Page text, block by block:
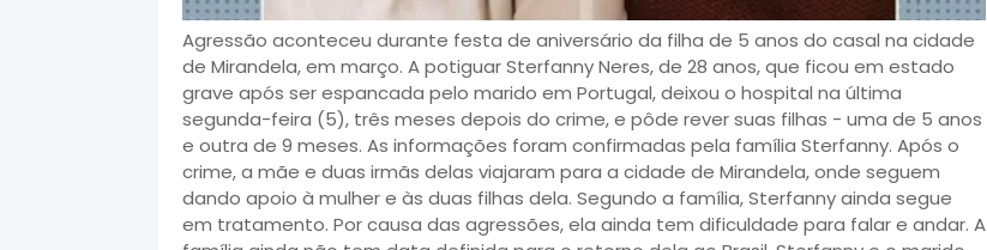
Agressão aconteceu durante festa de aniversário da filha de 5 anos do casal na cidade
de Mirandela, em março. A potiguar Sterfanny Neres, de 28 anos, que ficou em estado
grave após ser espancada pelo marido em Portugal, deixou o hospital na última
segunda-feira (5), três meses depois do crime, e pôde rever suas filhas - uma de 5 anos
e outra de 9 meses. As informações foram confirmadas pela família Sterfanny. Após o
crime, a mãe e duas irmãs delas viajaram para a cidade de Mirandela, onde seguem
dando apoio à mulher e às duas filhas dela. Segundo a família, Sterfanny ainda segue
em tratamento. Por causa das agressões, ela ainda tem dificuldade para falar e andar. A